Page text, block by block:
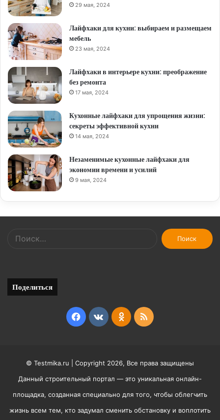
29 мая, 2024
Лайфхаки для кухни: выбираем и размещаем
мебель
23 мая, 2024
Лайфхаки в интерьере кухни: преображение
без ремонта
17 мая, 2024
Кухонные лайфхаки для упрощения жизни:
секреты эффективной кухни
14 мая, 2024
Незаменимые кухонные лайфхаки для
экономии времени и усилий
9 мая, 2024
Найти:
Поделиться
Facebook
vk.comOdnoklassniki
RSS
© Testmika.ru | Copyright 2026, Все права защищены
Данный строительный портал — это уникальная онлайн-
площадка, созданная специально для того, чтобы облегчить
жизнь всем тем, кто задумал сменить обстановку и воплотить